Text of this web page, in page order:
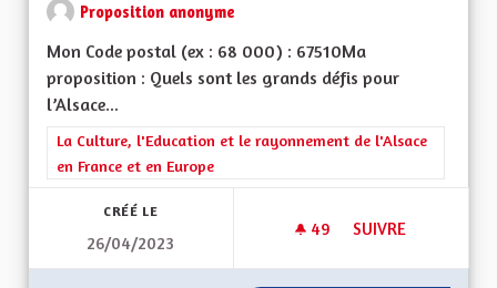
Proposition anonyme
Mon Code postal (ex : 68 000) : 67510Ma
proposition : Quels sont les grands défis pour
l’Alsace...
Filtrer les résultats de la catégorie : La Culture, l'Education et
La Culture, l'Education et le rayonnement de l'Alsace
en France et en Europe
CRÉÉ LE
26/04/2023
49 49 ABONNÉS
SUIVRE